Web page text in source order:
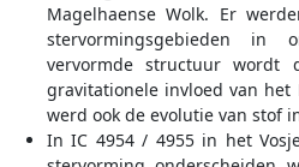
Magelhaense Wolk. Er
stervormingsgebieden in
vervormde structuur wordt
gravitationele invloed van het
werd ook de evolutie van stof
In IC 4954 / 4955 in het